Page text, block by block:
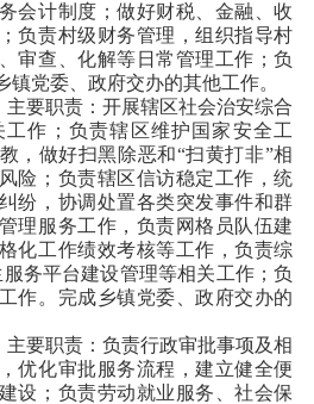
会计制度；做好财税、金融、收
负责村级财务管理，组织指导村
审查、化解等日常管理工作；负
党委、政府交办的其他工作。
主要职责：开展辖区社会治安综合
作；负责辖区维护国家安全工
，做好扫黑除恶和“扫黄打非”相
险；负责辖区信访稳定工作，统
纷，协调处置各类突发事件和群
理服务工作，负责网格员队伍建
化工作绩效考核等工作，负责综
务平台建设管理等相关工作；负
作。完成乡镇党委、政府交办的
主要职责：负责行政审批事项及相
优化审批服务流程，建立健全便
设；负责劳动就业服务、社会保